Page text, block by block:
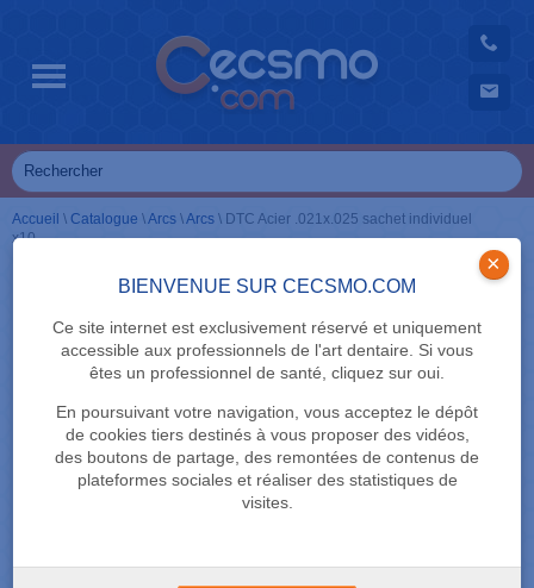
BIENVENUE SUR CECSMO.COM
Ce site internet est exclusivement réservé et uniquement
accessible aux professionnels de l'art dentaire. Si vous
êtes un professionnel de santé, cliquez sur oui.
En poursuivant votre navigation, vous acceptez le dépôt
de cookies tiers destinés à vous proposer des vidéos,
des boutons de partage, des remontées de contenus de
plateformes sociales et réaliser des statistiques de
visites.
×
Accueil \ Catalogue \Arcs \Arcs \ DTC Acier .021x.025 sachet individuel
x10